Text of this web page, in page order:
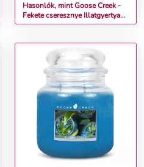
Hasonlók, mint Goose Creek -
Fekete cseresznye Illatgyertya
200 g